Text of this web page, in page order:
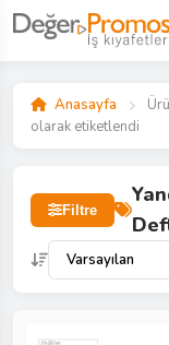
Anasayfa
olarak etiketlendi
Filtre